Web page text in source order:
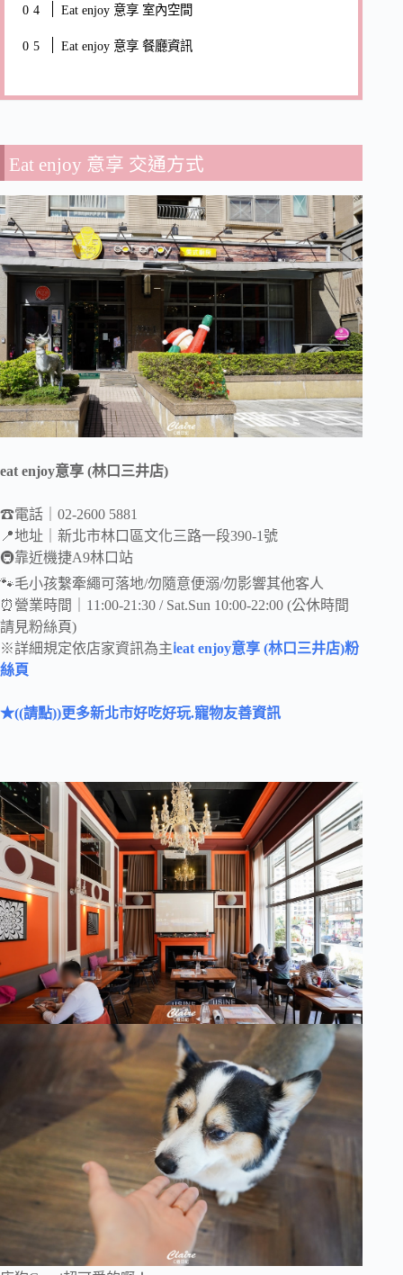
Eat enjoy 意享 室內空間
Eat enjoy 意享 餐廳資訊
Eat enjoy 意享 交通方式
eat enjoy意享 (林口三井店)
☎電話｜02-2600 5881
📍地址｜新北市林口區文化三路一段390-1號
🚇靠近機捷A9林口站
🐾毛小孩繫牽繩可落地/勿隨意便溺/勿影響其他客人
⏰營業時間｜11:00-21:30 / Sat.Sun 10:00-22:00 (公休時間
請見粉絲頁)
※詳細規定依店家資訊為主ℹeat enjoy意享 (林口三井店)粉
絲頁
★((請點))更多新北市好吃好玩.寵物友善資訊